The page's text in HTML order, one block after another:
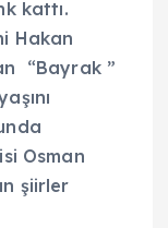
kattı.
Hakan
“Bayrak ”
Osman
şiirler